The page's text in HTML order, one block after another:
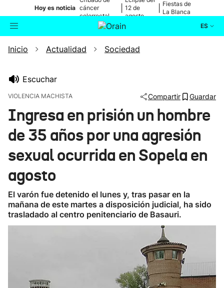
Hoy es noticia cáncer
colorrectal
12 de
agosto
Fiestas de
La Blanca
ES
Buscador Actualidad
Ikusmiran
Eguraldia
Inicio Actualidad Sociedad
Escuchar
VIOLENCIA MACHISTA Compartir Guardar
Ingresa en prisión un hombre
de 35 años por una agresión
sexual ocurrida en Sopela en
agosto
El varón fue detenido el lunes y, tras pasar en la
mañana de este martes a disposición judicial, ha sido
trasladado al centro penitenciario de Basauri.